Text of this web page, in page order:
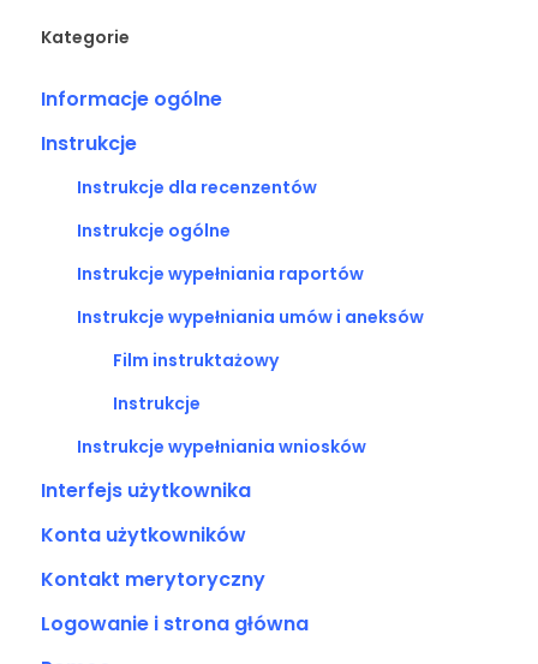
Kategorie
Informacje ogólne
Instrukcje
Instrukcje dla recenzentów
Instrukcje ogólne
Instrukcje wypełniania raportów
Instrukcje wypełniania umów i aneksów
Film instruktażowy
Instrukcje
Instrukcje wypełniania wniosków
Interfejs użytkownika
Konta użytkowników
Kontakt merytoryczny
Logowanie i strona główna